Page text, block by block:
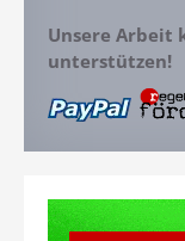
Unsere Arbeit
unterstützen!